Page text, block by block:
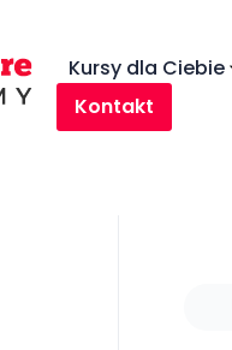
Kursy dla Ciebie
Kontakt